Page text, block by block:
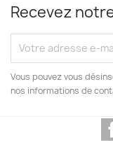
Recevez
Vous pouvez vous
nos informations de